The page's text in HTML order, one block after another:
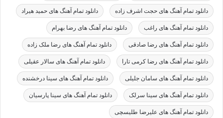
دانلود تمام آهنگ های حجت اشرف زاده دانلود تمام آهنگ های حمید هیراد
دانلود تمام آهنگ های راغب دانلود تمام آهنگ های رضا بهرام
دانلود تمام آهنگ های رضا صادقی دانلود تمام آهنگ های رضا ملک زاده
دانلود تمام آهنگ های رضا کرمی تارا دانلود تمام آهنگ های سالار عقیلی
دانلود تمام آهنگ های سامان جلیلی دانلود تمام آهنگ های سینا درخشنده
دانلود تمام آهنگ های سینا سرلک دانلود تمام آهنگ های سینا پارسیان
دانلود تمام آهنگ های علیرضا طلیسچی